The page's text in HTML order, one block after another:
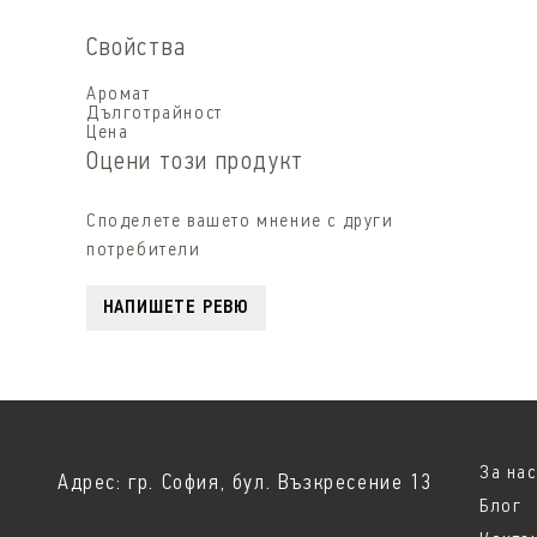
Свойства
Аромат
Дълготрайност
Цена
Оцени този продукт
Споделете вашето мнение с други
потребители
НАПИШЕТЕ РЕВЮ
Адрес: гр. София, бул. Възкресение 13
За нас
Блог